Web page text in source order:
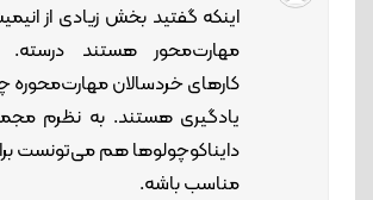
اینکه گفتید بخش زیادی از
مهارت‌محور هستند درسته.
کارهای خردسالان مهارت‌محوره
یادگیری هستند. به نظرم
دایناکوچولوها هم می‌تونست
مناسب باشه.